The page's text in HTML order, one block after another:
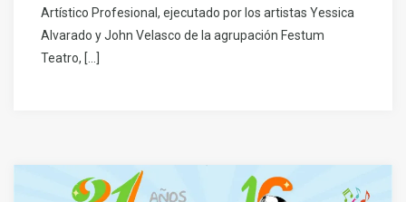
Artístico Profesional, ejecutado por los artistas Yessica
Alvarado y John Velasco de la agrupación Festum
Teatro, […]